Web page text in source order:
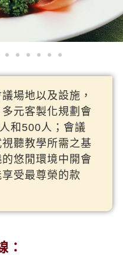
場地以及設施，
元客製化規劃會
和500人；會議
聽教學所需之基
悠閒環境中開會
受最尊榮的款
：